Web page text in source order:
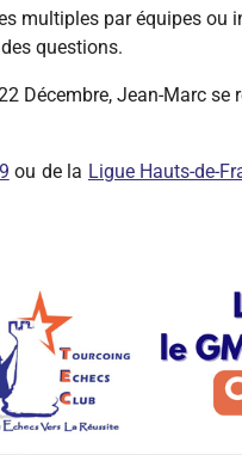
multiples par équipes
questions.
Décembre, Jean-Marc
ou de la Ligue Hauts-de-